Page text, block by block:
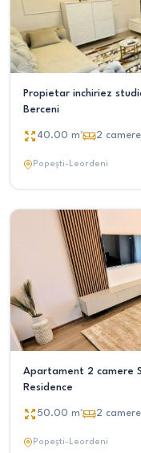
Propietar inchiriez
Berceni
40.00 m² 2 camere
Popești-Leordeni
Apartament 2 camere
Residence
50.00 m² 2 camere
Popești-Leordeni